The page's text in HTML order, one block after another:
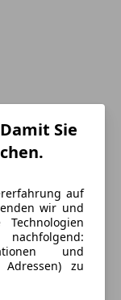
Sie
auf
wir und
und
zu